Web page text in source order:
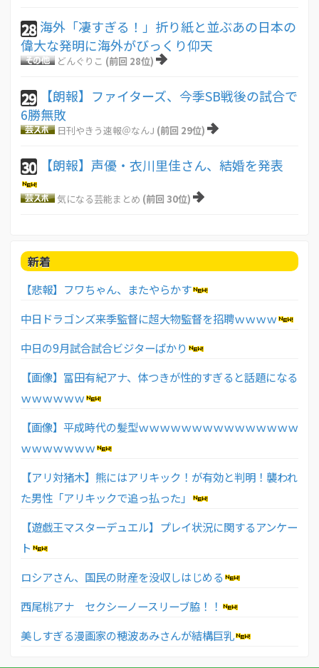
28 海外「凄すぎる！」折り紙と並ぶあの日本の
偉大な発明に海外がびっくり仰天
どんぐりこ (前回 28位)
29
【朗報】ファイターズ、今季SB戦後の試合で
6勝無敗
日刊やきう速報＠なんJ (前回 29位)
30 【朗報】声優・衣川里佳さん、結婚を発表
気になる芸能まとめ (前回 30位)
新着
【悲報】フワちゃん、またやらかす
中日ドラゴンズ来季監督に超大物監督を招聘ｗｗｗｗ
中日の9月試合試合ビジターばかり
【画像】冨田有紀アナ、体つきが性的すぎると話題になる
ｗｗｗｗｗｗ
【画像】平成時代の髪型ｗｗｗｗｗｗｗｗｗｗｗｗｗｗｗ
ｗｗｗｗｗｗｗ
【アリ対猪木】熊にはアリキック！が有効と判明！襲われ
た男性「アリキックで追っ払った」
【遊戯王マスターデュエル】プレイ状況に関するアンケー
ト
ロシアさん、国民の財産を没収しはじめる
西尾桃アナ セクシーノースリーブ脇！！
美しすぎる漫画家の穂波あみさんが結構巨乳